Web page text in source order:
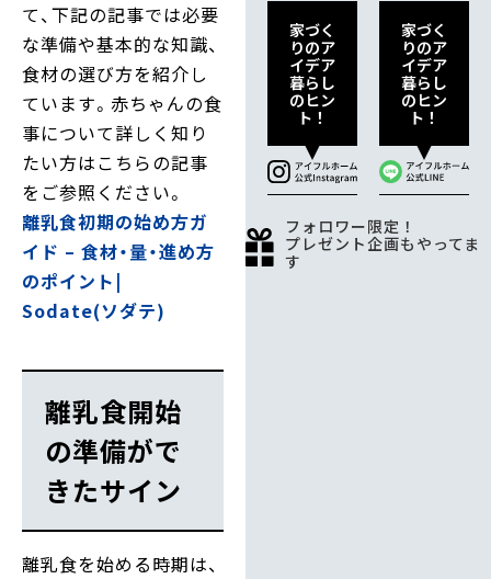
て、下記の記事では必要
な準備や基本的な知識、
食材の選び方を紹介し
ています。赤ちゃんの食
事について詳しく知り
たい方はこちらの記事
をご参照ください。
離乳食初期の始め方ガ
イド – 食材・量・進め方
のポイント|
Sodate(ソダテ)
離乳食開始
の準備がで
きたサイン
離乳食を始める時期は、
家づく
りのア
イデア
暮らし
のヒン
ト！
家づく
りのア
イデア
暮らし
のヒン
ト！
フォロワー限定！
プレゼント企画もやってま
す